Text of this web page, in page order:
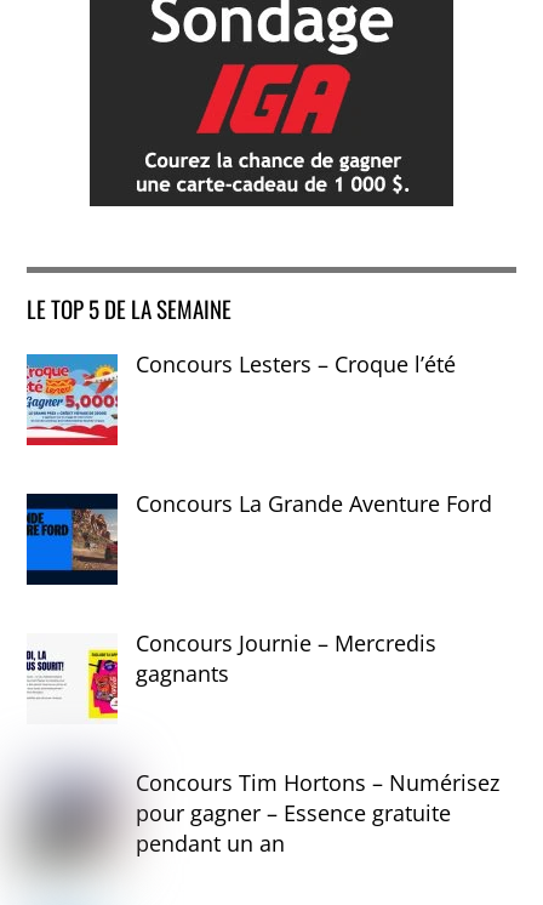
LE TOP 5 DE LA SEMAINE
Concours Lesters – Croque l’été
Concours La Grande Aventure Ford
Concours Journie – Mercredis
gagnants
Concours Tim Hortons – Numérisez
pour gagner – Essence gratuite
pendant un an